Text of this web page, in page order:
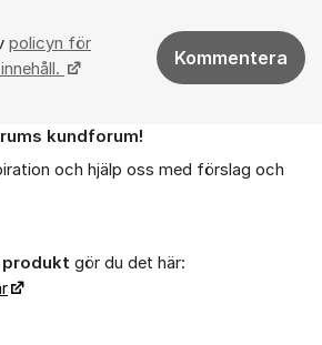
policyn för
Kommentera
kundforum!
och hjälp oss med förslag och
produkt gör du det här: